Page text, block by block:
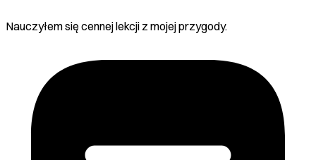
Nauczyłem się cennej lekcji z mojej przygody.